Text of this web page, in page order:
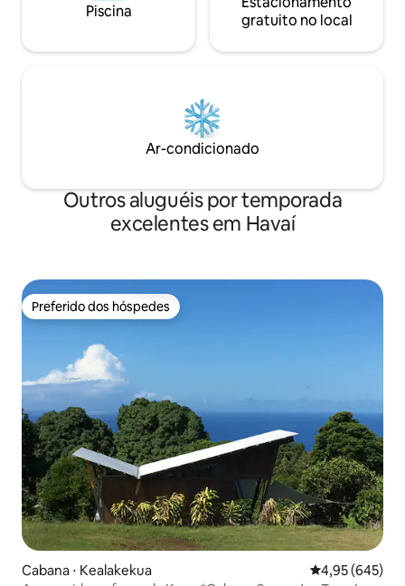
Piscina
gratuito no local
Ar-condicionado
Outros aluguéis por temporada
excelentes em Havaí
Preferido dos hóspedes
Preferido dos hóspedes
Cabana ⋅ Kealakekua 4,95 de uma
4,95 (645)